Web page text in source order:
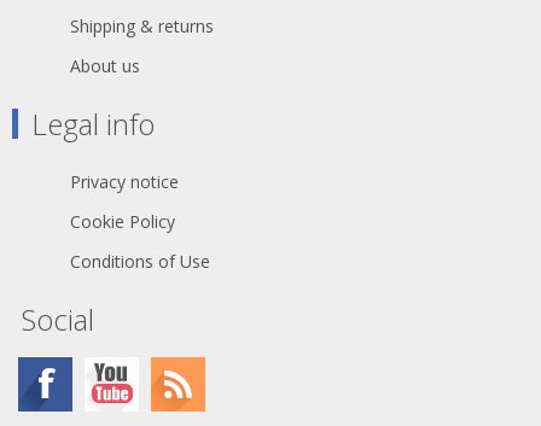
Shipping & returns
About us
Legal info
Privacy notice
Cookie Policy
Conditions of Use
Social